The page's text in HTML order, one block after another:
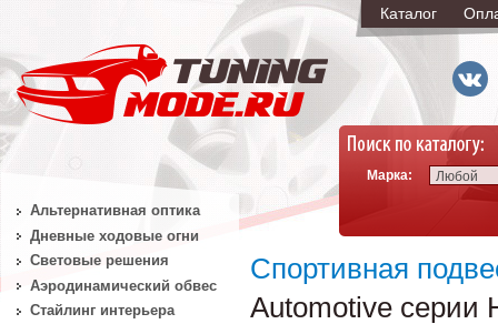
Каталог
Марка: Любой
Спортивная
Automotive серии
Альтернативная оптика
Дневные ходовые огни
Световые решения
Аэродинамический обвес
Стайлинг интерьера